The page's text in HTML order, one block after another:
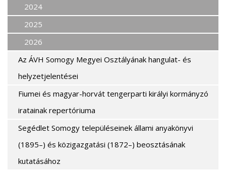
2024
2025
2026
Az ÁVH Somogy Megyei Osztályának hangulat- és
helyzetjelentései
Fiumei és magyar-horvát tengerparti királyi kormányzó
iratainak repertóriuma
Segédlet Somogy településeinek állami anyakönyvi
(1895–) és közigazgatási (1872–) beosztásának
kutatásához